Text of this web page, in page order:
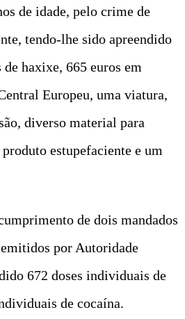
de idade, pelo crime de
tendo-lhe sido apreendido
haxixe, 665 euros em
Europeu, uma viatura,
diverso material para
estupefaciente e um
de dois mandados
emitidos por Autoridade
672 doses individuais de
de cocaína.